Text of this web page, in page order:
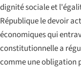
dignité sociale et
République le devoir
économiques qui
constitutionnelle a
comme une obligation